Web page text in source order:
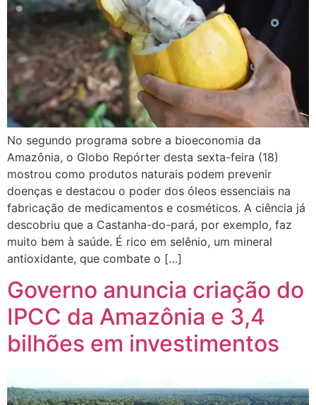
No segundo programa sobre a bioeconomia da
Amazônia, o Globo Repórter desta sexta-feira (18)
mostrou como produtos naturais podem prevenir
doenças e destacou o poder dos óleos essenciais na
fabricação de medicamentos e cosméticos. A ciência já
descobriu que a Castanha-do-pará, por exemplo, faz
muito bem à saúde. É rico em selênio, um mineral
antioxidante, que combate o […]
Governo anuncia criação do
IPCC da Amazônia e 3,4
bilhões em investimentos